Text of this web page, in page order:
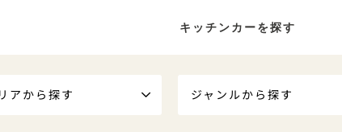
キッチンカーを探す
アから探す ジャンルから探す